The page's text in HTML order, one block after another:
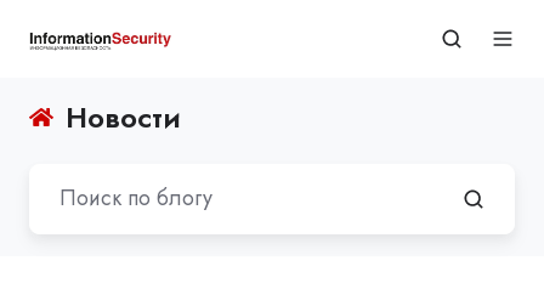
Новости